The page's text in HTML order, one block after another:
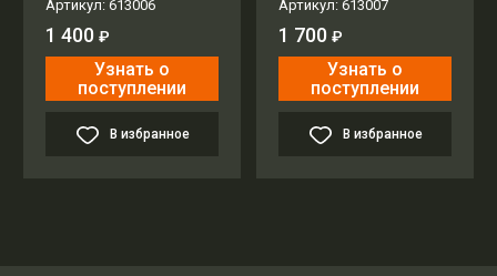
Артикул: 613006
1 400 ₽
Узнать о
поступлении
В избранное
Артикул: 613007
1 700 ₽
Узнать о
поступлении
В избранное